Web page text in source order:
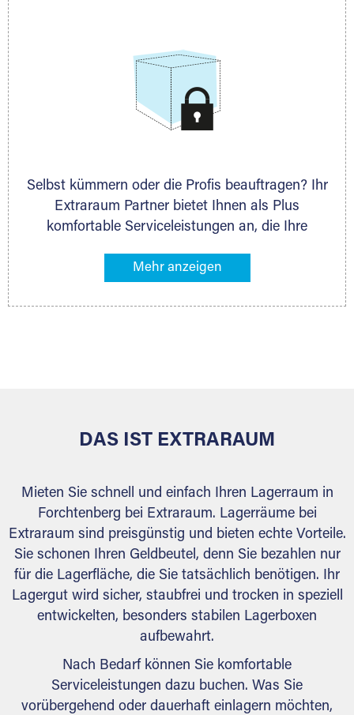
Selbst kümmern oder die Profis beauftragen? Ihr
Extraraum Partner bietet Ihnen als Plus
komfortable Serviceleistungen an, die Ihre
gehören z. B. Verpackungsservice, Lieferung von
Ihr Lagergut wird bei Ihrem Extraraum Partner
DAS IST EXTRARAUM
Mieten Sie schnell und einfach Ihren Lagerraum in
Forchtenberg bei Extraraum. Lagerräume bei
Extraraum sind preisgünstig und bieten echte Vorteile.
Sie schonen Ihren Geldbeutel, denn Sie bezahlen nur
für die Lagerfläche, die Sie tatsächlich benötigen. Ihr
Lagergut wird sicher, staubfrei und trocken in speziell
entwickelten, besonders stabilen Lagerboxen
aufbewahrt.
Nach Bedarf können Sie komfortable
Serviceleistungen dazu buchen. Was Sie
vorübergehend oder dauerhaft einlagern möchten,